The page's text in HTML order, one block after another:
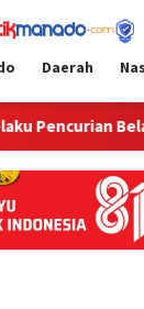
Daerah
Belasan